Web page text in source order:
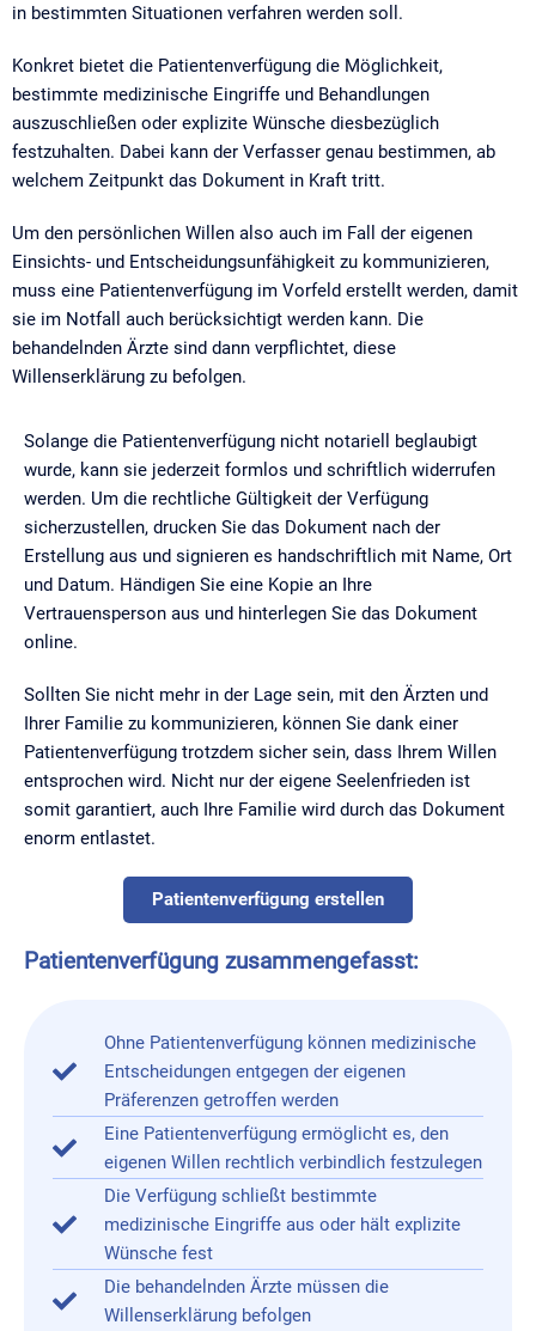
in bestimmten Situationen verfahren werden soll.
Konkret bietet die Patientenverfügung die Möglichkeit,
bestimmte medizinische Eingriffe und Behandlungen
auszuschließen oder explizite Wünsche diesbezüglich
festzuhalten. Dabei kann der Verfasser genau bestimmen, ab
welchem Zeitpunkt das Dokument in Kraft tritt.
Um den persönlichen Willen also auch im Fall der eigenen
Einsichts- und Entscheidungsunfähigkeit zu kommunizieren,
muss eine Patientenverfügung im Vorfeld erstellt werden, damit
sie im Notfall auch berücksichtigt werden kann. Die
behandelnden Ärzte sind dann verpflichtet, diese
Willenserklärung zu befolgen.
Solange die Patientenverfügung nicht notariell beglaubigt
wurde, kann sie jederzeit formlos und schriftlich widerrufen
werden. Um die rechtliche Gültigkeit der Verfügung
sicherzustellen, drucken Sie das Dokument nach der
Erstellung aus und signieren es handschriftlich mit Name, Ort
und Datum. Händigen Sie eine Kopie an Ihre
Vertrauensperson aus und hinterlegen Sie das Dokument
online.
Sollten Sie nicht mehr in der Lage sein, mit den Ärzten und
Ihrer Familie zu kommunizieren, können Sie dank einer
Patientenverfügung trotzdem sicher sein, dass Ihrem Willen
entsprochen wird. Nicht nur der eigene Seelenfrieden ist
somit garantiert, auch Ihre Familie wird durch das Dokument
enorm entlastet.
Patientenverfügung erstellen
Patientenverfügung zusammengefasst:
Ohne Patientenverfügung können medizinische
Entscheidungen entgegen der eigenen
Präferenzen getroffen werden
Eine Patientenverfügung ermöglicht es, den
eigenen Willen rechtlich verbindlich festzulegen
Die Verfügung schließt bestimmte
medizinische Eingriffe aus oder hält explizite
Wünsche fest
Die behandelnden Ärzte müssen die
Willenserklärung befolgen